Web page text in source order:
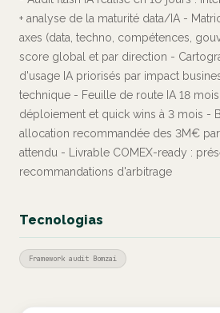
+ analyse de la maturité data/IA -
axes (data, techno, compétences,
score global et par direction -
d'usage IA priorisés par impact
technique - Feuille de route IA 18
déploiement et quick wins à 3 mois -
allocation recommandée des 3M€ par
attendu - Livrable COMEX-ready :
recommandations d'arbitrage
Tecnologias
Framework audit Bomzai